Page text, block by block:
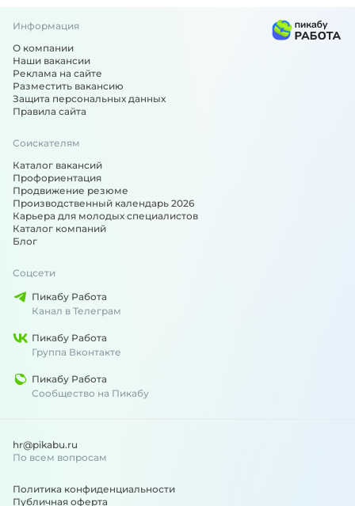
Информация
О компании
Наши вакансии
Реклама на сайте
Разместить вакансию
Защита персональных данных
Правила сайта
Соискателям
Каталог вакансий
Профориентация
Продвижение резюме
Производственный календарь 2026
Карьера для молодых специалистов
Каталог компаний
Блог
Соцсети
Пикабу Работа
Канал в Телеграм
Пикабу Работа
Группа Вконтакте
Пикабу Работа
Сообщество на Пикабу
hr@pikabu.ru
По всем вопросам
Политика конфиденциальности
Публичная оферта